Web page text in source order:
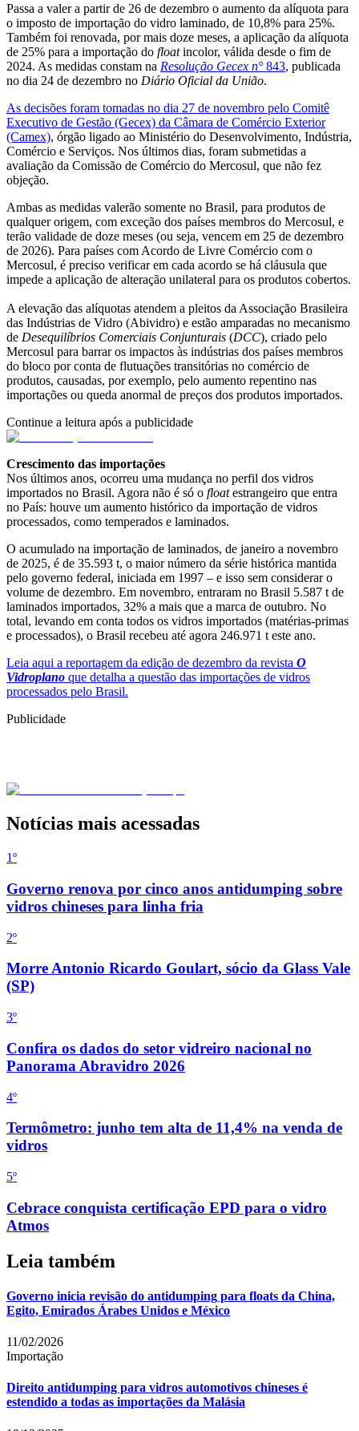
Passa a valer a partir de 26 de dezembro o aumento da alíquota para
o imposto de importação do vidro laminado, de 10,8% para 25%.
Também foi renovada, por mais doze meses, a aplicação da alíquota
de 25% para a importação do floatincolor, válida desde o fim de
2024. As medidas constam na Resolução Gecex n°843, publicada
no dia 24 de dezembro no Diário Oficial da União.
As decisões foram tomadas no dia 27 de novembro pelo Comitê
Executivo de Gestão (Gecex) da Câmara de Comércio Exterior
(Camex), órgão ligado ao Ministério do Desenvolvimento, Indústria,
Comércio e Serviços. Nos últimos dias, foram submetidas a
avaliação da Comissão de Comércio do Mercosul, que não fez
objeção.
Ambas as medidas valerão somente no Brasil, para produtos de
qualquer origem, com exceção dos países membros do Mercosul, e
terão validade de doze meses (ou seja, vencem em 25 de dezembro
de 2026). Para países com Acordo de Livre Comércio com o
Mercosul, é preciso verificar em cada acordo se há cláusula que
impede a aplicação de alteração unilateral para os produtos cobertos.
A elevação das alíquotas atendem a pleitos da Associação Brasileira
das Indústrias de Vidro (Abividro) e estão amparadas no mecanismo
de Desequilíbrios Comerciais Conjunturais (DCC), criado pelo
Mercosul para barrar os impactos às indústrias dos países membros
do bloco por conta de flutuações transitórias no comércio de
produtos, causadas, por exemplo, pelo aumento repentino nas
importações ou queda anormal de preços dos produtos importados.
Continue a leitura após a publicidade
Crescimento das importações
Nos últimos anos, ocorreu uma mudança no perfil dos vidros
importados no Brasil. Agora não é só o floatestrangeiro que entra
no País: houve um aumento histórico da importação de vidros
processados, como temperados e laminados.
O acumulado na importação de laminados, de janeiro a novembro
de 2025, é de 35.593 t, o maior número da série histórica mantida
pelo governo federal, iniciada em 1997 – e isso sem considerar o
volume de dezembro. Em novembro, entraram no Brasil 5.587 t de
laminados importados, 32% a mais que a marca de outubro. No
total, levando em conta todos os vidros importados (matérias-primas
e processados), o Brasil recebeu até agora 246.971 t este ano.
Leia aqui a reportagem da edição de dezembro da revista O
Vidroplano que detalha a questão das importações de vidros
processados pelo Brasil.
Publicidade
Notícias mais acessadas
1º
Governo renova por cinco anos antidumping sobre
vidros chineses para linha fria
2º
Morre Antonio Ricardo Goulart, sócio da Glass Vale
(SP)
3º
Confira os dados do setor vidreiro nacional no
Panorama Abravidro 2026
4º
Termômetro: junho tem alta de 11,4% na venda de
vidros
5º
Cebrace conquista certificação EPD para o vidro
Atmos
Leia também
Governo inicia revisão do antidumping para floats da China,
Egito, Emirados Árabes Unidos e México
11/02/2026
Importação
Direito antidumping para vidros automotivos chineses é
estendido a todas as importações da Malásia